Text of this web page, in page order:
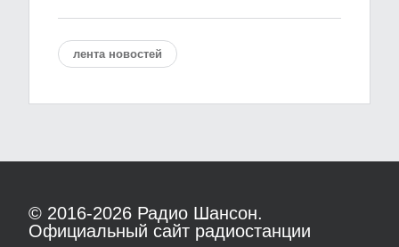
лента новостей
© 2016-2026 Радио Шансон.
Официальный сайт радиостанции